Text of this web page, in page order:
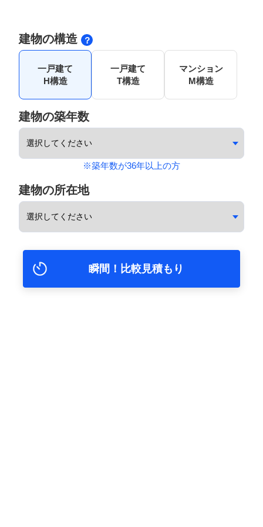
建物の構造
一戸建て
H構造
一戸建て
T構造
マンション
M構造
建物の築年数
※築年数が36年以上の方
建物の所在地
瞬間！比較見積もり